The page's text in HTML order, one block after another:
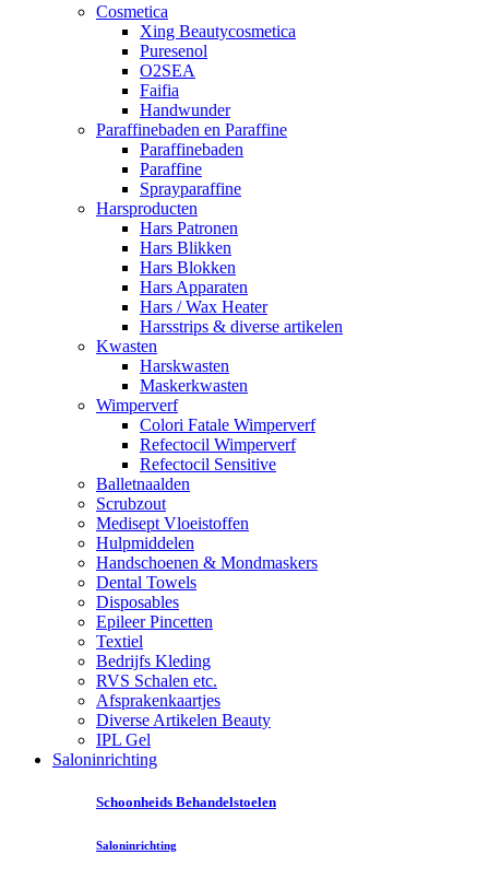
Cosmetica
Xing Beautycosmetica
Puresenol
O2SEA
Faifia
Handwunder
Paraffinebaden en Paraffine
Paraffinebaden
Paraffine
Sprayparaffine
Harsproducten
Hars Patronen
Hars Blikken
Hars Blokken
Hars Apparaten
Hars / Wax Heater
Harsstrips & diverse artikelen
Kwasten
Harskwasten
Maskerkwasten
Wimperverf
Colori Fatale Wimperverf
Refectocil Wimperverf
Refectocil Sensitive
Balletnaalden
Scrubzout
Medisept Vloeistoffen
Hulpmiddelen
Handschoenen & Mondmaskers
Dental Towels
Disposables
Epileer Pincetten
Textiel
Bedrijfs Kleding
RVS Schalen etc.
Afsprakenkaartjes
Diverse Artikelen Beauty
IPL Gel
Saloninrichting
Schoonheids Behandelstoelen
Saloninrichting